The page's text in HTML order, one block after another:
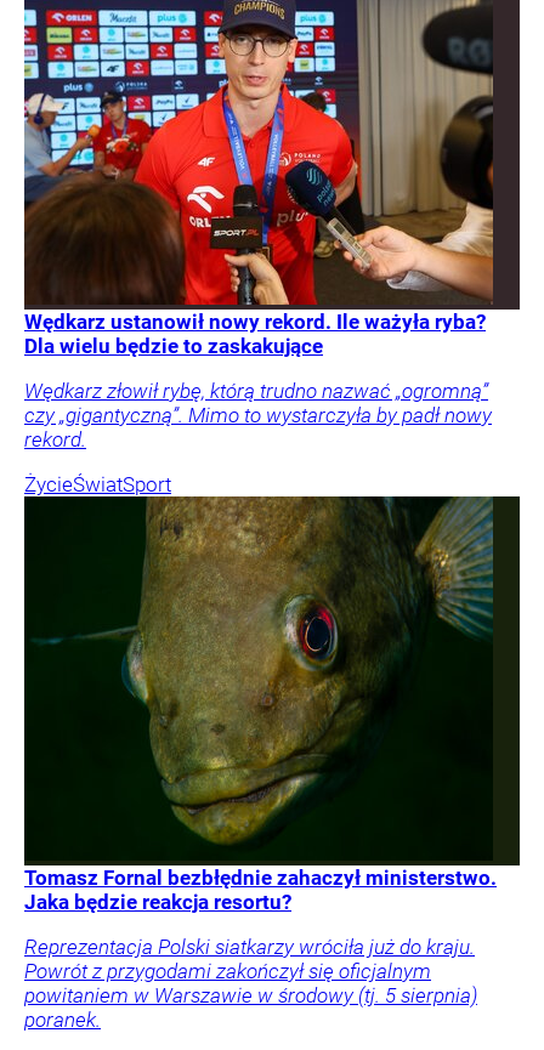
Wędkarz ustanowił nowy rekord. Ile ważyła ryba?
Dla wielu będzie to zaskakujące
Wędkarz złowił rybę, którą trudno nazwać „ogromną”
czy „gigantyczną”. Mimo to wystarczyła by padł nowy
rekord.
ŻycieŚwiatSport
Tomasz Fornal bezbłędnie zahaczył ministerstwo.
Jaka będzie reakcja resortu?
Reprezentacja Polski siatkarzy wróciła już do kraju.
Powrót z przygodami zakończył się oficjalnym
powitaniem w Warszawie w środowy (tj. 5 sierpnia)
poranek.